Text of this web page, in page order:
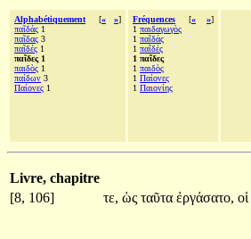
Alphabétiquement [« »]
παῖδάς 1
παῖδας 3
παῖδές 1
παῖδες 1
παιδὸς 1
παίδων 3
Παίονες 1
Fréquences [« »]
1 παιδαγωγὸς
1 παῖδάς
1 παῖδές
1 παῖδες
1 παιδὸς
1 Παίονες
1 Παιονίης
Livre, chapitre
[8, 106]
τε, ὡς ταῦτα ἐργάσατο, οἱ